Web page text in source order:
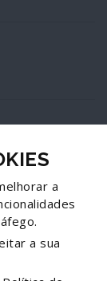
a
a sua